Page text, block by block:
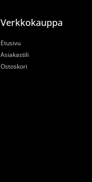
Verkkokauppa
Etusivu
Asiakastili
Ostoskori